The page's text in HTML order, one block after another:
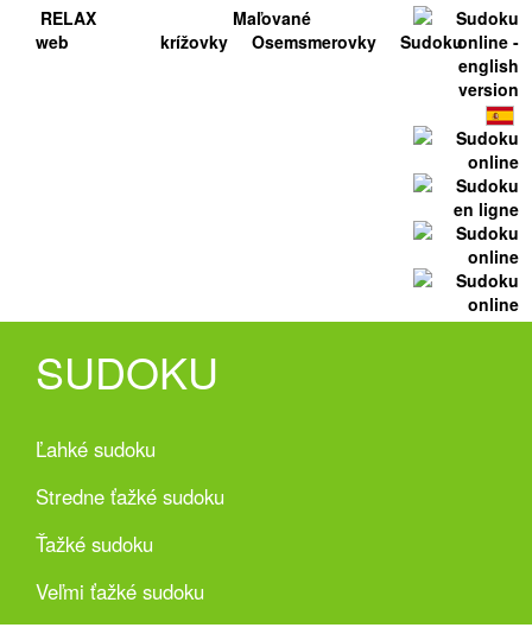
RELAX
web
Maľované
krížovky
Osemsmerovky Sudoku
SUDOKU
Ľahké sudoku
Stredne ťažké sudoku
Ťažké sudoku
Veľmi ťažké sudoku